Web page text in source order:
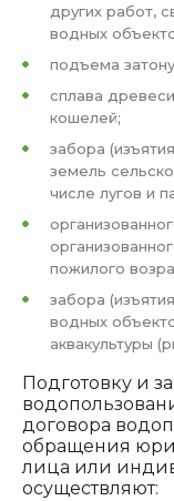
других работ,
водных
подъема
сплава
кошелей;
забора
земель
числе лугов и
пожилого
забора
водных
аквакультуры
Подготовку и
договора
обращения
лица или
осуществляют: